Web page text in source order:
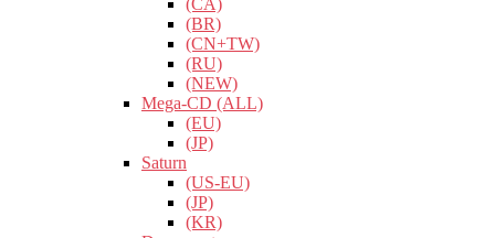
(CA)
(BR)
(CN+TW)
(RU)
(NEW)
Mega-CD (ALL)
(EU)
(JP)
Saturn
(US-EU)
(JP)
(KR)